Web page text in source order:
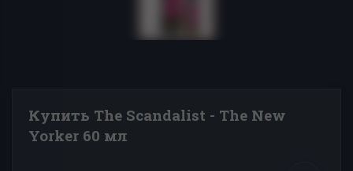
Купить The Scandalist - The New
Yorker 60 мл